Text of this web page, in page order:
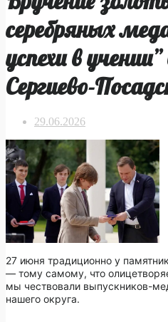
серебряных
успехи в
Сергиево-
29.06.2026
27 июня традиционно у
— тому самому, что
мы чествовали выпускников-
нашего округа.